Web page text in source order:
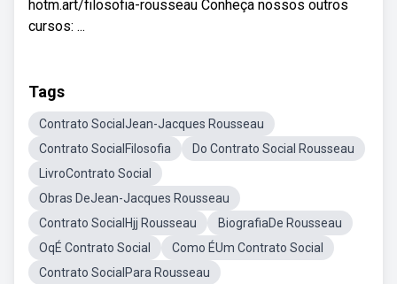
hotm.art/filosofia-rousseau Conheça nossos outros
cursos: ...
Tags
Contrato SocialJean-Jacques Rousseau
Contrato SocialFilosofia
Do Contrato Social Rousseau
LivroContrato Social
Obras DeJean-Jacques Rousseau
Contrato SocialHjj Rousseau
BiografiaDe Rousseau
OqÉ Contrato Social
Como ÉUm Contrato Social
Contrato SocialPara Rousseau